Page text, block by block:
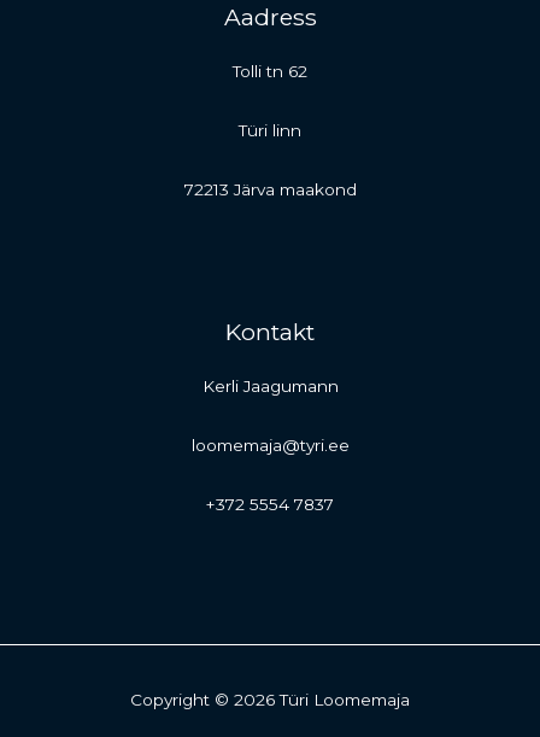
Aadress
Tolli tn 62
Türi linn
72213 Järva maakond
Kontakt
Kerli Jaagumann
loomemaja@tyri.ee
+372 5554 7837
Copyright © 2026 Türi Loomemaja